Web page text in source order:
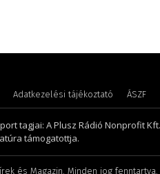
Adatkezelési tájékoztató ÁSZF
tagjai: A Plusz Rádió Nonprofit
támogatottja.
és Magazin. Minden jog fenntartva.